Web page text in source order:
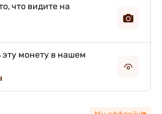
что видите на
монету в нашем